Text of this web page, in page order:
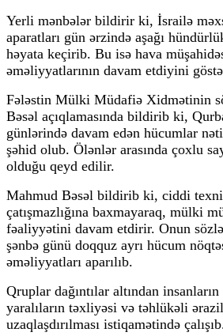
Yerli mənbələr bildirir ki, İsrailə
aparatları gün ərzində aşağı
həyata keçirib. Bu isə hava
əməliyyatlarının davam etdiyini
Fələstin Mülki Müdafiə Xidmətinin
Bəsəl açıqlamasında bildirib ki,
günlərində davam edən hücumlar
şəhid olub. Ölənlər arasında çoxlu
olduğu qeyd edilir.
Mahmud Bəsəl bildirib ki, ciddi
çatışmazlığına baxmayaraq, mülki
fəaliyyətini davam etdirir. Onun
şənbə günü doqquz ayrı hücum
əməliyyatları aparılıb.
Qruplar dağıntılar altından insanların
yaralıların təxliyəsi və təhlükəli
uzaqlaşdırılması istiqamətində